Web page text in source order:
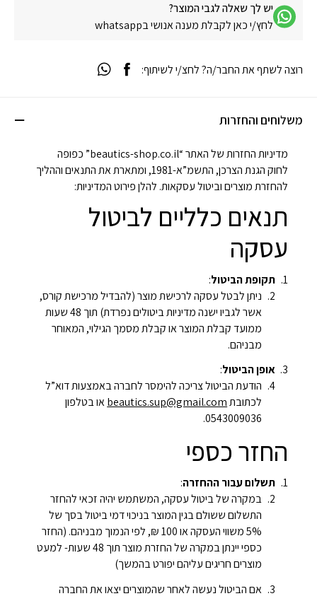
יש לך שאלה לגבי המוצר?
לחץ/י כאן לקבלת מענה אנושי בwhatsapp
משלוחים והחזרות
מדיניות החזרות של האתר “beautics-shop.co.il” כפופה
לחוק הגנת הצרכן, התשמ”א-1981, ומתארת את התנאים וההליך
להחזרת מוצרים וביטול עסקאות. להלן פירוט המדיניות:
תנאים כלליים לביטול
עסקה
תקופת הביטול:
ניתן לבטל עסקה לרכישת מוצר (להבדיל מרכישת קורס,
אשר לגביו ישנה מדיניות ביטולים נפרדת) תוך 48 שעות
ממועד קבלת המוצר או קבלת מסמך הגילוי, המאוחר
מבניהם.
אופן הביטול:
הודעת הביטול צריכה להימסר לחברה באמצעות דוא”ל
לכתובתbeautics.sup@gmail.comאו בטלפון
0543009036.
החזר כספי
תשלום עבור ההחזרה:
במקרה של ביטול עסקה, המשתמש יהיה זכאי להחזר
התשלום ששולם בגין המוצר בניכוי דמי ביטול בסך של
5% משווי העסקה או 100 ₪, לפי הנמוך מבניהם. (החזר
כספי יינתן במקרה של החזרת מוצר תוך 48 שעות- למעט
מוצרים חריגים עליהם יפורט בהמשך)
אם הביטול נעשה לאחר שהמוצרים יצאו את החברה
רוצה לשתף את החבר/ה? לחצ/י לשיתוף: